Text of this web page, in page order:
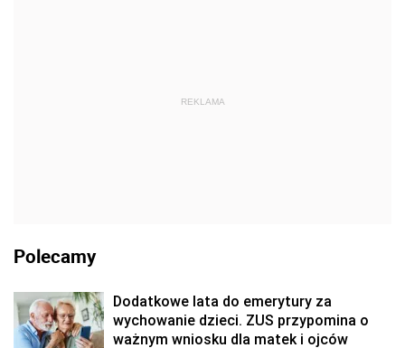
REKLAMA
Polecamy
Dodatkowe lata do emerytury za
wychowanie dzieci. ZUS przypomina o
ważnym wniosku dla matek i ojców